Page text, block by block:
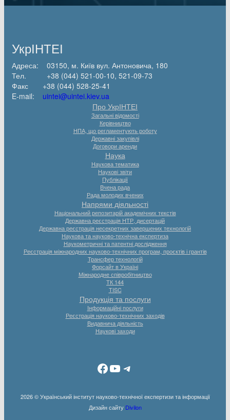
УкрІНТЕІ
Адреса: 03150, м. Київ вул. Антоновича, 180
Тел. +38 (044) 521-00-10, 521-09-73
Факс +38 (044) 528-25-41
E-mail: uintei@uintei.kiev.ua
Про УкрІНТЕІ
Загальні відомості
Керівництво
НПА, що регламентують роботу
Державні закупівлі
Договори аренди
Наука
Наукова тематика
Наукові звіти
Публікації
Вчена рада
Рада молодих вчених
Напрями діяльності
Національний репозитарій академічних текстів
Державна реєстрація НТР, дисертацій
Державна реєстрація несекретних завершених технологій
Наукова та науково-технічна експертиза
Наукометричні та патентні дослідження
Реєстрація міжнародних науково-технічних програм, проєктів і грантів
Трансфер технологій
Форсайт в Україні
Міжнародне співробітництво
ТК 144
TISC
Продукція та послуги
Інформаційні послуги
Реєстрація науково-технічних заходів
Видавнича діяльність
Наукові заходи
Facebook YouTube Telegram
2026 © Український інститут науково-технічної експертизи та інформації
Дизайн сайту Divilon